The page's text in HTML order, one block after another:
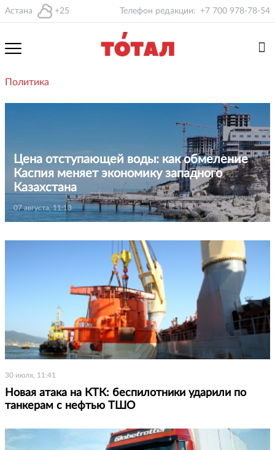
Астана +25 Телефон редакции: +7 700 978-78-54
Политика
Цена отступающей воды: как обмеление
Каспия меняет экономику западного
Казахстана
07 августа, 11:13
30 июля, 11:41
Новая атака на КТК: беспилотники ударили по
танкерам с нефтью ТШО